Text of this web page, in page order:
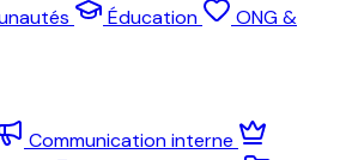
Éducation
ONG &
Communication interne